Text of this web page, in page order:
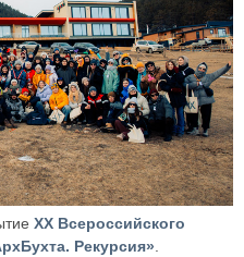
XX Всероссийского
Рекурсия»